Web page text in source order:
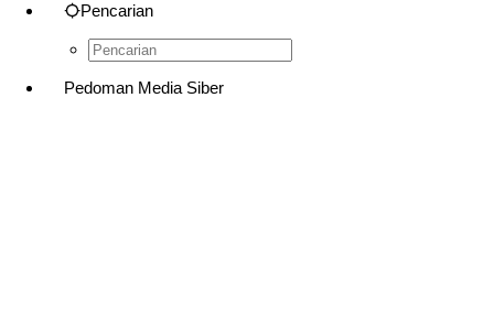
Pencarian
Pedoman Media Siber